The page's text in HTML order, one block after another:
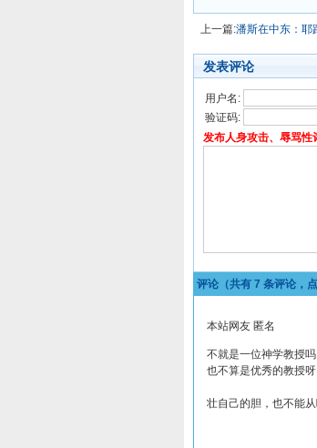
上一篇:潘斯在中东：耶
发表评论
用户名:
验证码:
发布人身攻击、辱骂性
评论（共有 7 条评论，
本站网友 匿名
不就是一位神学教授吗
也不算是优秀的教授呀
壮自己的胆，也不能